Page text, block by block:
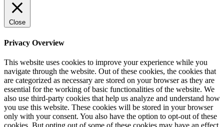
Close
Privacy Overview
This website uses cookies to improve your experience while you
navigate through the website. Out of these cookies, the cookies that
are categorized as necessary are stored on your browser as they are
essential for the working of basic functionalities of the website. We
also use third-party cookies that help us analyze and understand how
you use this website. These cookies will be stored in your browser
only with your consent. You also have the option to opt-out of these
cookies. But opting out of some of these cookies may have an effect